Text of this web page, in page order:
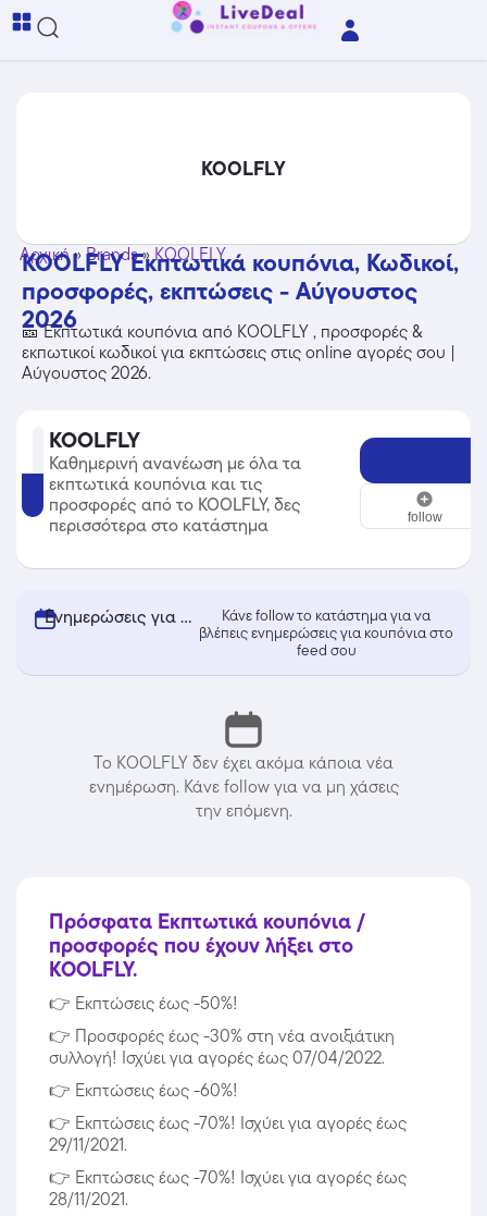
KOOLFLY
Αρχική»Brands»KOOLFLY
KOOLFLY Εκπτωτικά κουπόνια, Κωδικοί,
προσφορές, εκπτώσεις - Αύγουστος
2026
🎫 Εκπτωτικά κουπόνια από KOOLFLY , προσφορές &
εκπωτικοί κωδικοί για εκπτώσεις στις online αγορές σου |
Αύγουστος 2026.
KOOLFLY
KOOLFLY
Καθημερινή ανανέωση με όλα τα
εκπτωτικά κουπόνια και τις
προσφορές από το KOOLFLY, δες
περισσότερα στο κατάστημα
follow
Ενημερώσεις για κουπόνια από KOOLFLY
Κάνε follow το κατάστημα για να
βλέπεις ενημερώσεις για κουπόνια στο
feed σου
Το KOOLFLY δεν έχει ακόμα κάποια νέα
ενημέρωση. Κάνε follow για να μη χάσεις
την επόμενη.
Πρόσφατα Εκπτωτικά κουπόνια /
προσφορές που έχουν λήξει στο
KOOLFLY.
👉 Εκπτώσεις έως -50%!
👉 Προσφορές έως -30% στη νέα ανοιξιάτικη
συλλογή! Ισχύει για αγορές έως 07/04/2022.
👉 Εκπτώσεις έως -60%!
👉 Εκπτώσεις έως -70%! Ισχύει για αγορές έως
29/11/2021.
👉 Εκπτώσεις έως -70%! Ισχύει για αγορές έως
28/11/2021.